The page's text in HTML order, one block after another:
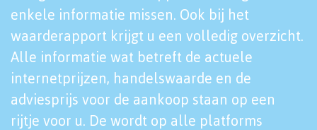
enkele informatie missen. Ook bij het
waarderapport krijgt u een volledig overzicht.
Alle informatie wat betreft de actuele
internetprijzen, handelswaarde en de
adviesprijs voor de aankoop staan op een
rijtje voor u. De wordt op alle platforms